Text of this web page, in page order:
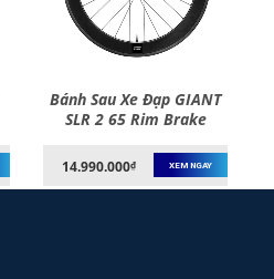
Bánh Sau Xe Đạp GIANT
SLR 2 65 Rim Brake
14.990.000₫ XEM NGAY